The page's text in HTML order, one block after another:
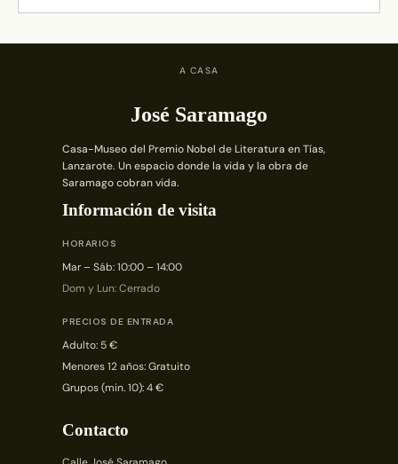
A CASA
José Saramago
Casa-Museo del Premio Nobel de Literatura en Tías,
Lanzarote. Un espacio donde la vida y la obra de
Saramago cobran vida.
Información de visita
HORARIOS
Mar – Sáb: 10:00 – 14:00
Dom y Lun: Cerrado
PRECIOS DE ENTRADA
Adulto: 5 €
Menores 12 años: Gratuito
Grupos (min. 10): 4 €
Contacto